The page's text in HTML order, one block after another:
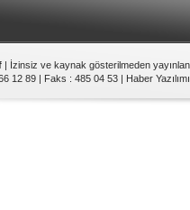
| İzinsiz ve kaynak gösterilmeden
12 89 | Faks : 485 04 53 | Haber Yazılımı